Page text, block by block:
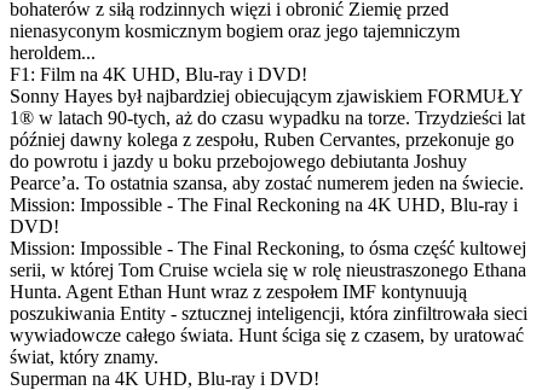
bohaterów z siłą rodzinnych więzi i obronić Ziemię przed
nienasyconym kosmicznym bogiem oraz jego tajemniczym
heroldem...
F1: Film na 4K UHD, Blu-ray i DVD!
Sonny Hayes był najbardziej obiecującym zjawiskiem FORMUŁY
1® w latach 90-tych, aż do czasu wypadku na torze. Trzydzieści lat
później dawny kolega z zespołu, Ruben Cervantes, przekonuje go
do powrotu i jazdy u boku przebojowego debiutanta Joshuy
Pearce’a. To ostatnia szansa, aby zostać numerem jeden na świecie.
Mission: Impossible - The Final Reckoning na 4K UHD, Blu-ray i
DVD!
Mission: Impossible - The Final Reckoning, to ósma część kultowej
serii, w której Tom Cruise wciela się w rolę nieustraszonego Ethana
Hunta. Agent Ethan Hunt wraz z zespołem IMF kontynuują
poszukiwania Entity - sztucznej inteligencji, która zinfiltrowała sieci
wywiadowcze całego świata. Hunt ściga się z czasem, by uratować
świat, który znamy.
Superman na 4K UHD, Blu-ray i DVD!